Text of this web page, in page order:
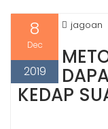
8
Dec
2019
jagoan
KEDAP